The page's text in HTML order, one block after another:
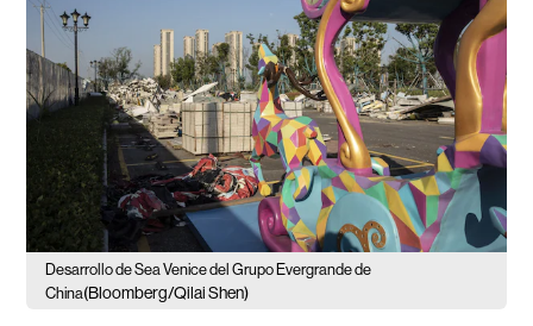
Desarrollo de Sea Venice del Grupo Evergrande de
China(Bloomberg/Qilai Shen)